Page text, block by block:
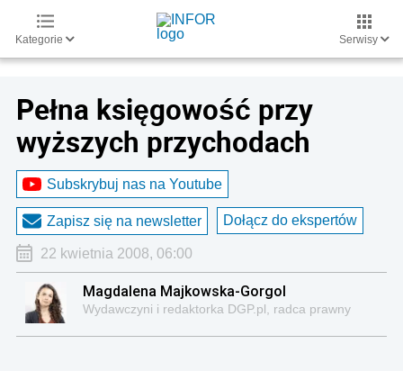
Kategorie Serwisy
Pełna księgowość przy
wyższych przychodach
Subskrybuj nas na Youtube
Zapisz się na newsletter Dołącz do ekspertów
22 kwietnia 2008, 06:00
Magdalena Majkowska-Gorgol
Wydawczyni i redaktorka DGP.pl, radca prawny